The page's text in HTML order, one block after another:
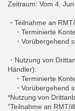
Zeitraum: Vom 4.
・Teilnahme an
・Terminierte
・Vorübergehend
・Nutzung von
Händler):
・Terminierte
・Vorübergehend
*Nutzung von
"Teilnahme an RMT/